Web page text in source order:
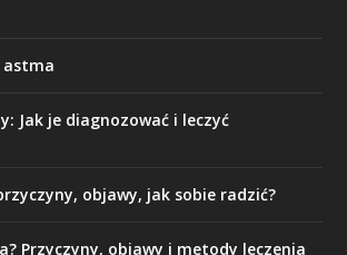
astma
Jak je diagnozować i leczyć
objawy, jak sobie radzić?
Przyczyny, objawy i metody leczenia